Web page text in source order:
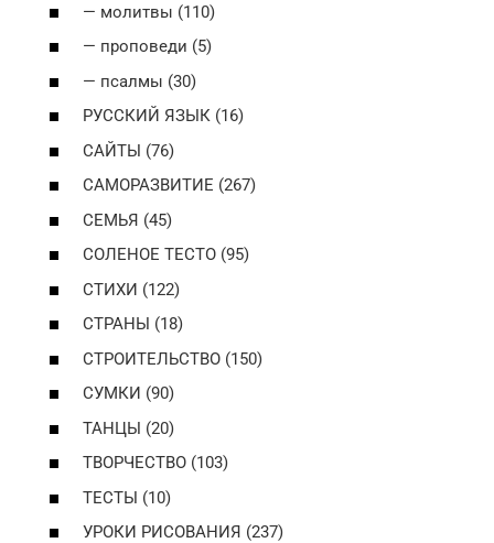
— молитвы (110)
— проповеди (5)
— псалмы (30)
РУССКИЙ ЯЗЫК (16)
САЙТЫ (76)
САМОРАЗВИТИЕ (267)
СЕМЬЯ (45)
СОЛЕНОЕ ТЕСТО (95)
СТИХИ (122)
СТРАНЫ (18)
СТРОИТЕЛЬСТВО (150)
СУМКИ (90)
ТАНЦЫ (20)
ТВОРЧЕСТВО (103)
ТЕСТЫ (10)
УРОКИ РИСОВАНИЯ (237)